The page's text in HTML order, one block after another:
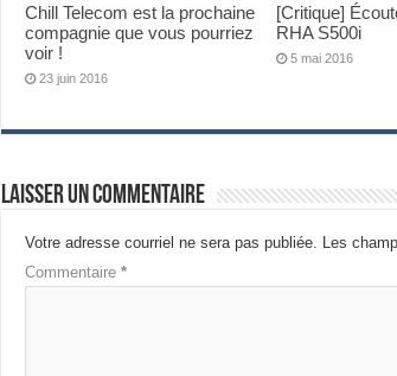
Chill Telecom est la prochaine
compagnie que vous pourriez
voir !
23 juin 2016
[Critique]
RHA S500i
5 mai 2016
Laisser un commentaire
Votre adresse courriel ne sera pas publiée. Les
Commentaire *